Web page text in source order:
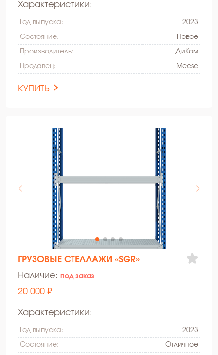
Характеристики:
Год выпуска: 2023
Состояние: Hовое
Производитель: ДиКом
Продавец: Meese
КУПИТЬ
ГРУЗОВЫЕ СТЕЛЛАЖИ «SGR»
Наличие: под заказ
20 000 ₽
Характеристики:
Год выпуска: 2023
Состояние: Oтличное